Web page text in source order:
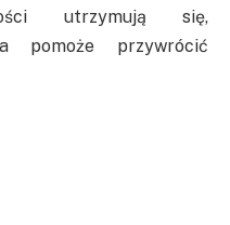
utrzymują się,
pomoże przywrócić